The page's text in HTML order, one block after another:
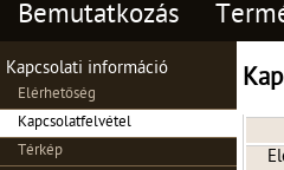
Bemutatkozás
Kapcsolati információ
Elérhetőség
Kapcsolatfelvétel
Térkép